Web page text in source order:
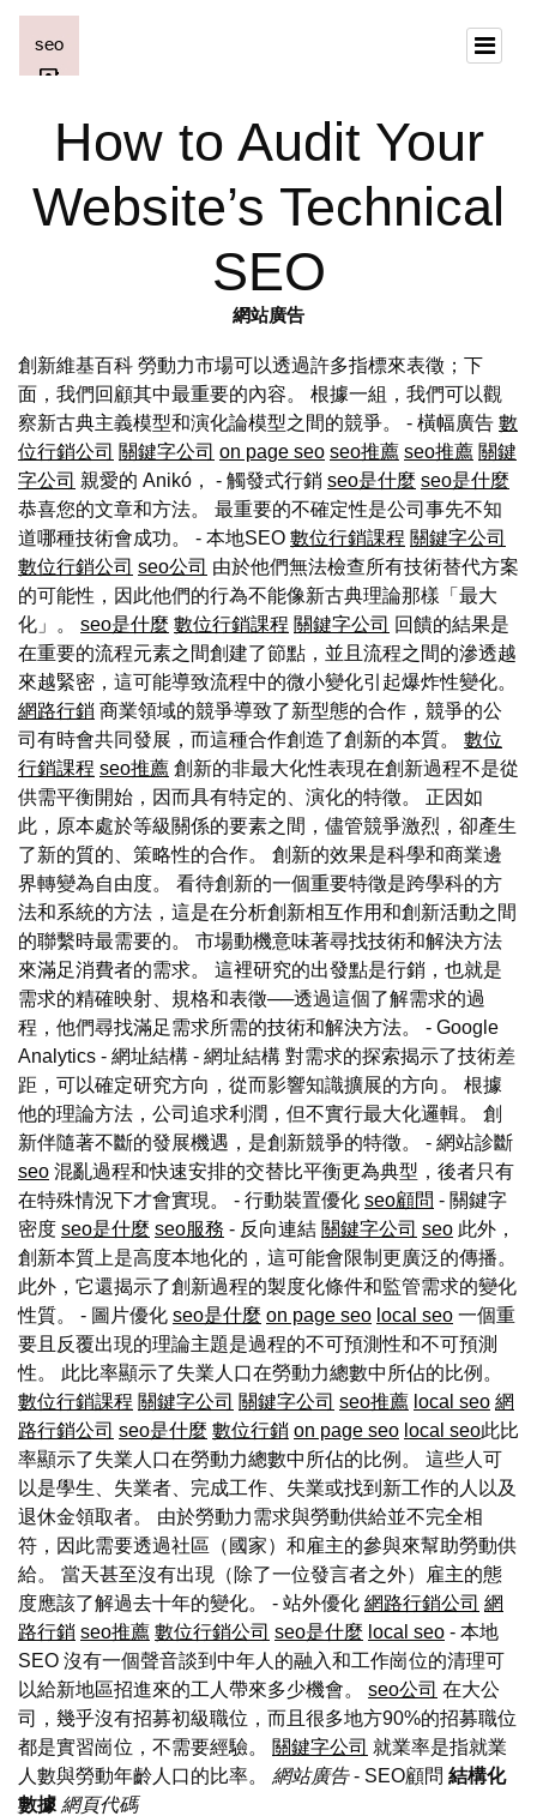
How to Audit Your
Website’s Technical
SEO
網站廣告
創新維基百科 勞動力市場可以透過許多指標來表徵；下
面，我們回顧其中最重要的內容。 根據一組，我們可以觀
察新古典主義模型和演化論模型之間的競爭。 - 橫幅廣告 數
位行銷公司 關鍵字公司 on page seo seo推薦 seo推薦 關鍵
字公司 親愛的 Anikó， - 觸發式行銷 seo是什麼 seo是什麼
恭喜您的文章和方法。 最重要的不確定性是公司事先不知
道哪種技術會成功。 - 本地SEO 數位行銷課程 關鍵字公司
數位行銷公司 seo公司 由於他們無法檢查所有技術替代方案
的可能性，因此他們的行為不能像新古典理論那樣「最大
化」。 seo是什麼 數位行銷課程 關鍵字公司 回饋的結果是
在重要的流程元素之間創建了節點，並且流程之間的滲透越
來越緊密，這可能導致流程中的微小變化引起爆炸性變化。
網路行銷 商業領域的競爭導致了新型態的合作，競爭的公
司有時會共同發展，而這種合作創造了創新的本質。 數位
行銷課程 seo推薦 創新的非最大化性表現在創新過程不是從
供需平衡開始，因而具有特定的、演化的特徵。 正因如
此，原本處於等級關係的要素之間，儘管競爭激烈，卻產生
了新的質的、策略性的合作。 創新的效果是科學和商業邊
界轉變為自由度。 看待創新的一個重要特徵是跨學科的方
法和系統的方法，這是在分析創新相互作用和創新活動之間
的聯繫時最需要的。 市場動機意味著尋找技術和解決方法
來滿足消費者的需求。 這裡研究的出發點是行銷，也就是
需求的精確映射、規格和表徵──透過這個了解需求的過
程，他們尋找滿足需求所需的技術和解決方法。 - Google
Analytics - 網址結構 - 網址結構 對需求的探索揭示了技術差
距，可以確定研究方向，從而影響知識擴展的方向。 根據
他的理論方法，公司追求利潤，但不實行最大化邏輯。 創
新伴隨著不斷的發展機遇，是創新競爭的特徵。 - 網站診斷
seo 混亂過程和快速安排的交替比平衡更為典型，後者只有
在特殊情況下才會實現。 - 行動裝置優化 seo顧問 - 關鍵字
密度 seo是什麼 seo服務 - 反向連結 關鍵字公司 seo 此外，
創新本質上是高度本地化的，這可能會限制更廣泛的傳播。
此外，它還揭示了創新過程的製度化條件和監管需求的變化
性質。 - 圖片優化 seo是什麼 on page seo local seo 一個重
要且反覆出現的理論主題是過程的不可預測性和不可預測
性。 此比率顯示了失業人口在勞動力總數中所佔的比例。
數位行銷課程 關鍵字公司 關鍵字公司 seo推薦 local seo 網
路行銷公司 seo是什麼 數位行銷 on page seo local seo此比
率顯示了失業人口在勞動力總數中所佔的比例。 這些人可
以是學生、失業者、完成工作、失業或找到新工作的人以及
退休金領取者。 由於勞動力需求與勞動供給並不完全相
符，因此需要透過社區（國家）和雇主的參與來幫助勞動供
給。 當天甚至沒有出現（除了一位發言者之外）雇主的態
度應該了解過去十年的變化。 - 站外優化 網路行銷公司 網
路行銷 seo推薦 數位行銷公司 seo是什麼 local seo - 本地
SEO 沒有一個聲音談到中年人的融入和工作崗位的清理可
以給新地區招進來的工人帶來多少機會。 seo公司 在大公
司，幾乎沒有招募初級職位，而且很多地方90%的招募職位
都是實習崗位，不需要經驗。 關鍵字公司 就業率是指就業
人數與勞動年齡人口的比率。 網站廣告 - SEO顧問 結構化
數據 網頁代碼